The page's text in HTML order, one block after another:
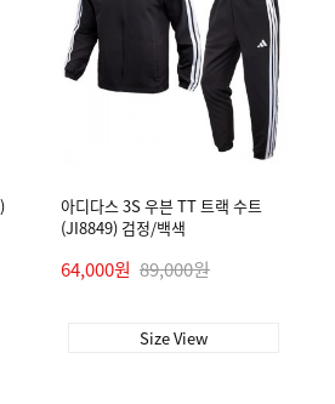
아디다스 3S 우븐 TT 트랙 수트
(JI8849) 검정/백색
64,000원 89,000원
Size View